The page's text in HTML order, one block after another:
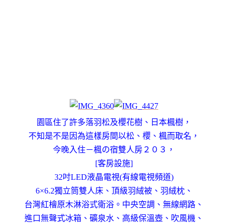
園區住了許多落羽松及櫻花樹、日本楓樹，
不知是不是因為這樣房間以松、櫻、楓而取名，
今晚入住－楓の宿雙人房２０３，
[客房設施]
32吋LED液晶電視(有線電視頻道)
6×6.2獨立筒雙人床、頂級羽絨被、羽絨枕、
台灣紅檜原木淋浴式衛浴。中央空調、無線網路、
進口無聲式冰箱、礦泉水、高級保溫壺、吹風機、